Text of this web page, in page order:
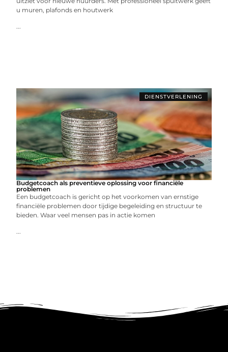
u muren, plafonds en houtwerk
...
DIENSTVERLENING
Budgetcoach als preventieve oplossing voor financiële
problemen
Een budgetcoach is gericht op het voorkomen van ernstige
financiële problemen door tijdige begeleiding en structuur te
bieden. Waar veel mensen pas in actie komen
...